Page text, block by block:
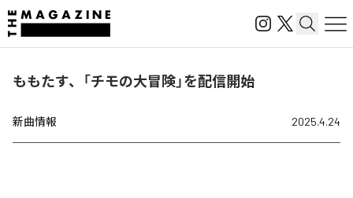
ももたす、「チモの大冒険」を配信開始
新曲情報 2025.4.24